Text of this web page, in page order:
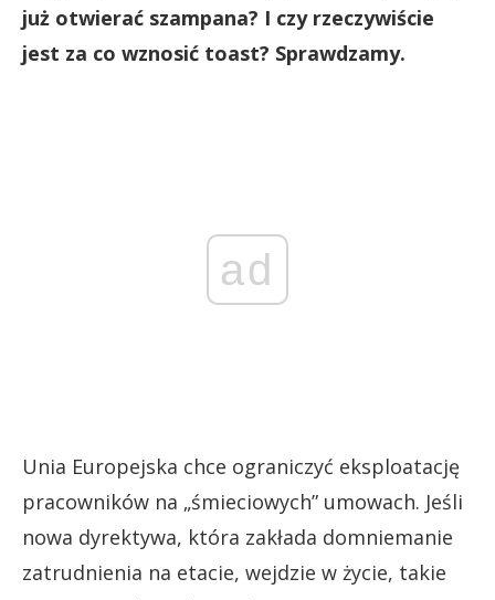
już otwierać szampana? I czy rzeczywiście
jest za co wznosić toast? Sprawdzamy.
ad
Unia Europejska chce ograniczyć eksploatację
pracowników na „śmieciowych” umowach. Jeśli
nowa dyrektywa, która zakłada domniemanie
zatrudnienia na etacie, wejdzie w życie, takie